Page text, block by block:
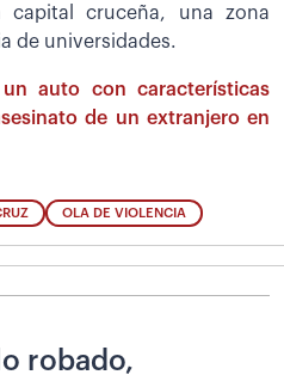
capital cruceña, una zona
de universidades.
un auto con características
de un extranjero en
OLA DE VIOLENCIA
robado,